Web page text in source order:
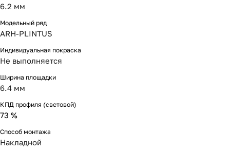
6.2 мм
Модельный ряд
ARH-PLINTUS
Индивидуальная покраска
Не выполняется
Ширина площадки
6.4 мм
КПД профиля (cветовой)
73 %
Способ монтажа
Накладной